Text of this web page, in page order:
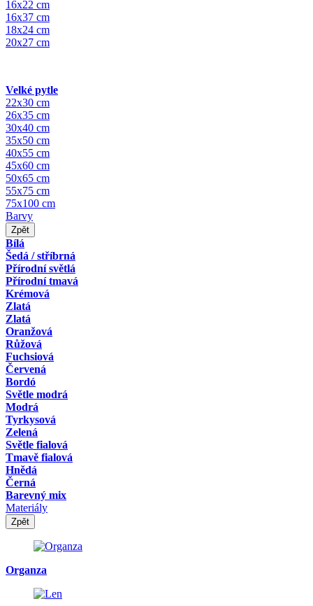
16x22 cm
16x37 cm
18x24 cm
20x27 cm
Velké pytle
22x30 cm
26x35 cm
30x40 cm
35x50 cm
40x55 cm
45x60 cm
50x65 cm
55x75 cm
75x100 cm
Barvy
Zpět
Bílá
Šedá / stříbrná
Přírodní světlá
Přírodní tmavá
Krémová
Zlatá
Zlatá
Oranžová
Růžová
Fuchsiová
Červená
Bordó
Světle modrá
Modrá
Tyrkysová
Zelená
Světle fialová
Tmavě fialová
Hnědá
Černá
Barevný mix
Materiály
Zpět
Organza